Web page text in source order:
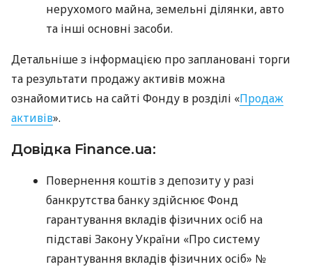
нерухомого майна, земельні ділянки, авто
та інші основні засоби.
Детальніше з інформацією про заплановані торги
та результати продажу активів можна
ознайомитись на сайті Фонду в розділі «Продаж
активів».
Довідка Finance.ua:
Повернення коштів з депозиту у разі
банкрутства банку здійснює Фонд
гарантування вкладів фізичних осіб на
підставі Закону України «Про систему
гарантування вкладів фізичних осіб» №